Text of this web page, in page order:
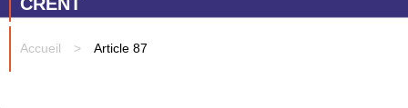
Accueil > Article 87